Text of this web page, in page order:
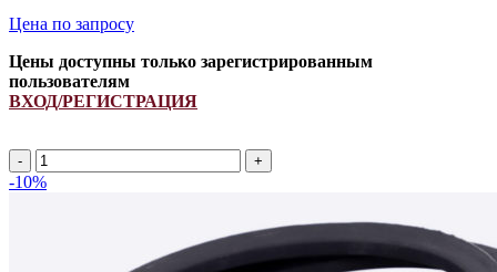
Цена по запросу
Цены доступны только зарегистрированным
пользователям
ВХОД/РЕГИСТРАЦИЯ
Количество
товара
-10%